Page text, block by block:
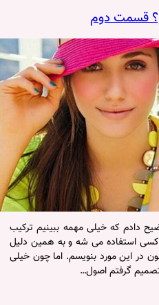
قسمت دوم
دادم که خیلی مهمه ببینیم ترکیب
کسی استفاده می شه و به همین دلیل
در این مورد بنویسم. اما چون خیلی
گرفتم اصول…